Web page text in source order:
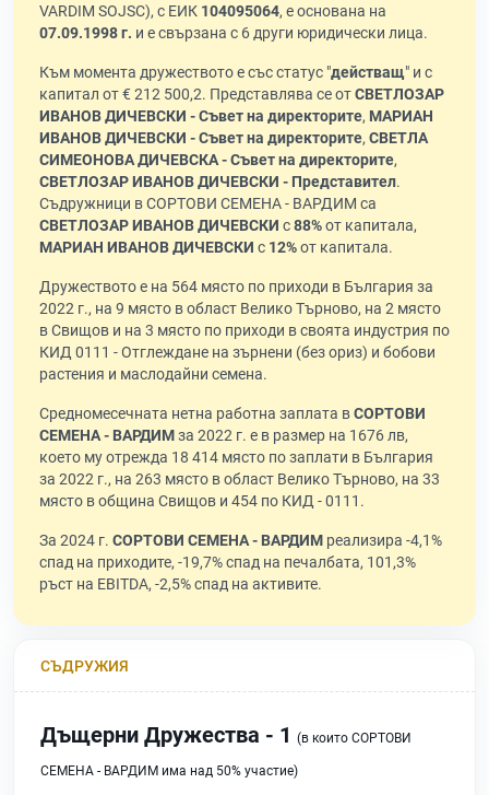
VARDIM SOJSC), с ЕИК 104095064, е основана на
07.09.1998 г. и е свързана с 6 други юридически лица.
Към момента дружеството е със статус "действащ" и с
капитал от € 212 500,2. Представлява се отСВЕТЛОЗАР
ИВАНОВ ДИЧЕВСКИ - Съвет на директорите, МАРИАН
ИВАНОВ ДИЧЕВСКИ - Съвет на директорите, СВЕТЛА
СИМЕОНОВА ДИЧЕВСКА - Съвет на директорите,
СВЕТЛОЗАР ИВАНОВ ДИЧЕВСКИ - Представител.
Съдружници в СОРТОВИ СЕМЕНА - ВАРДИМ са
СВЕТЛОЗАР ИВАНОВ ДИЧЕВСКИ с88%от капитала,
МАРИАН ИВАНОВ ДИЧЕВСКИ с 12%от капитала.
Дружеството е на 564 място по приходи в България за
2022 г., на 9 място в област Велико Търново, на 2 място
в Свищов и на 3 място по приходи в своята индустрия по
КИД 0111 - Отглеждане на зърнени (без ориз) и бобови
растения и маслодайни семена.
Средномесечната нетна работна заплата вСОРТОВИ
СЕМЕНА - ВАРДИМза 2022 г. е в размер на 1676 лв,
което му отрежда 18 414 място по заплати в България
за 2022 г., на 263 място в област Велико Търново, на 33
място в община Свищов и 454 по КИД - 0111.
За 2024 г. СОРТОВИ СЕМЕНА - ВАРДИМ реализира -4,1%
спад на приходите, -19,7% спад на печалбата, 101,3%
ръст на EBITDA, -2,5% спад на активите.
СЪДРУЖИЯ
Дъщерни Дружества - 1 (в които СОРТОВИ
СЕМЕНА - ВАРДИМ има над 50% участие)